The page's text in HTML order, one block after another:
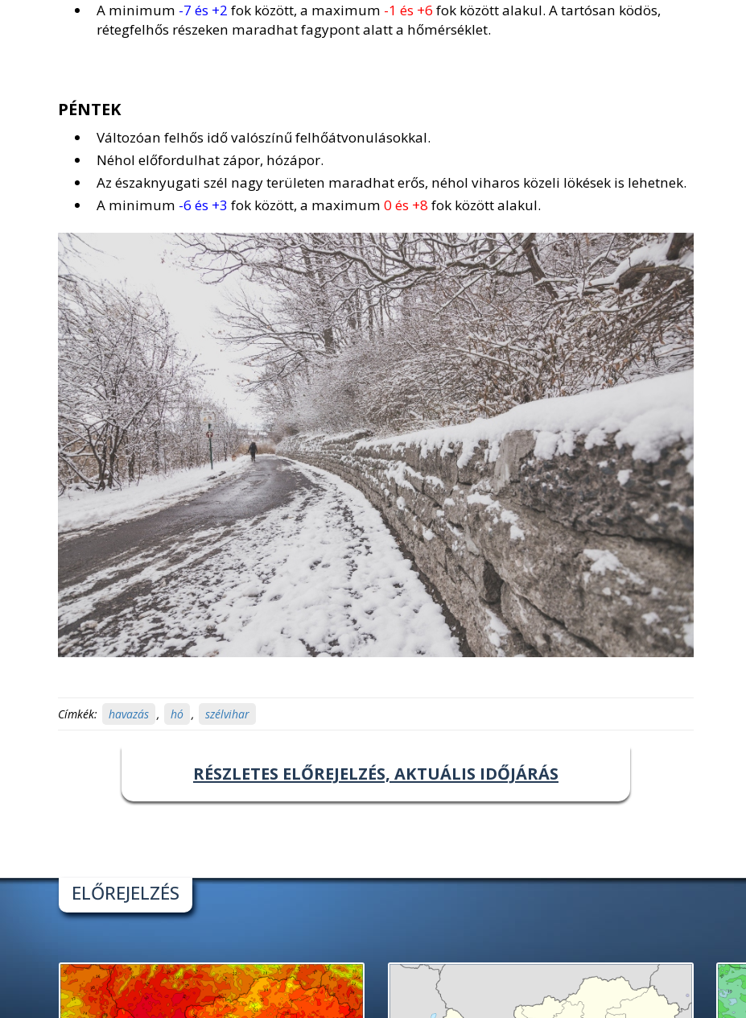
A minimum -7 és +2 fok között, a maximum -1 és +6 fok között alakul. A tartósan ködös,
rétegfelhős részeken maradhat fagypont alatt a hőmérséklet.
PÉNTEK
Változóan felhős idő valószínű felhőátvonulásokkal.
Néhol előfordulhat zápor, hózápor.
Az északnyugati szél nagy területen maradhat erős, néhol viharos közeli lökések is lehetnek.
A minimum -6 és +3 fok között, a maximum 0 és +8 fok között alakul.
Címkék: havazás , hó , szélvihar
RÉSZLETES ELŐREJELZÉS, AKTUÁLIS IDŐJÁRÁS
ELŐREJELZÉS